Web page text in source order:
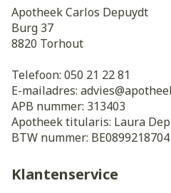
Apotheek Carlos Depuydt
Burg 37
8820 Torhout
Telefoon: 050 21 22 81
E-mailadres: advies@
APB nummer: 313403
Apotheek titularis: Laura
BTW nummer: BE0899218704
Klantenservice